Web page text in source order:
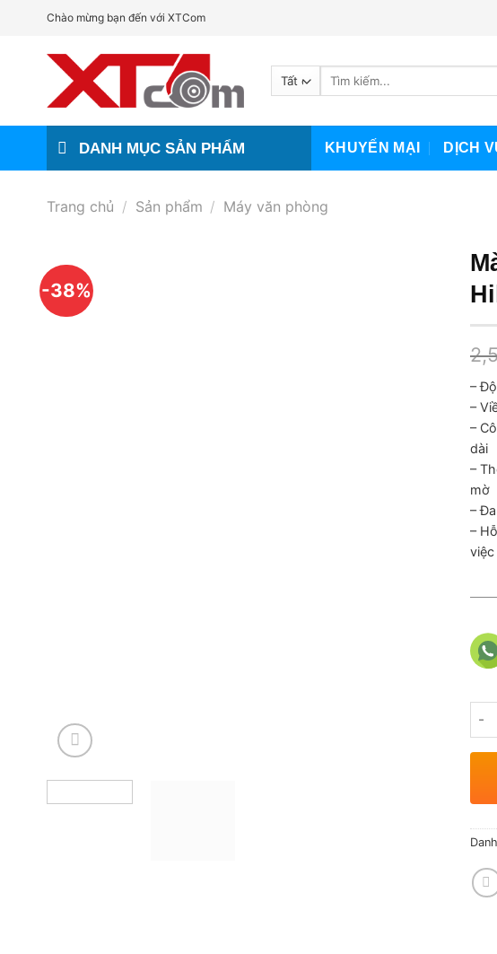
Chào mừng bạn đến với XTCom
Tìm
DANH MỤC SẢN PHẨM KHUYẾN MẠI DỊCH
Trang chủ / Sản phẩm / Máy văn phòng
-38%
–
–
–
dài
–
mờ
–
–
việc
Số